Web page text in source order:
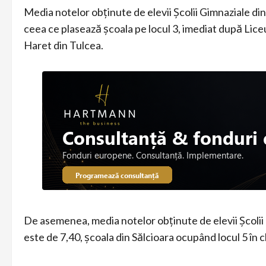
Media notelor obținute de elevii Școlii Gimnaziale
ceea ce plasează școala pe locul 3, imediat după
Haret din Tulcea.
De asemenea, media notelor obținute de elevii
este de 7,40, școala din Sălcioara ocupând locul 5 în